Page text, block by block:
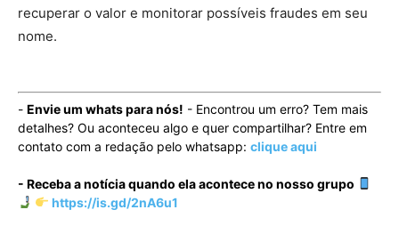
recuperar o valor e monitorar possíveis fraudes em seu
nome.
- Envie um whats para nós! - Encontrou um erro? Tem mais
detalhes? Ou aconteceu algo e quer compartilhar? Entre em
contato com a redação pelo whatsapp: clique aqui
- Receba a notícia quando ela acontece no nosso grupo
https://is.gd/2nA6u1